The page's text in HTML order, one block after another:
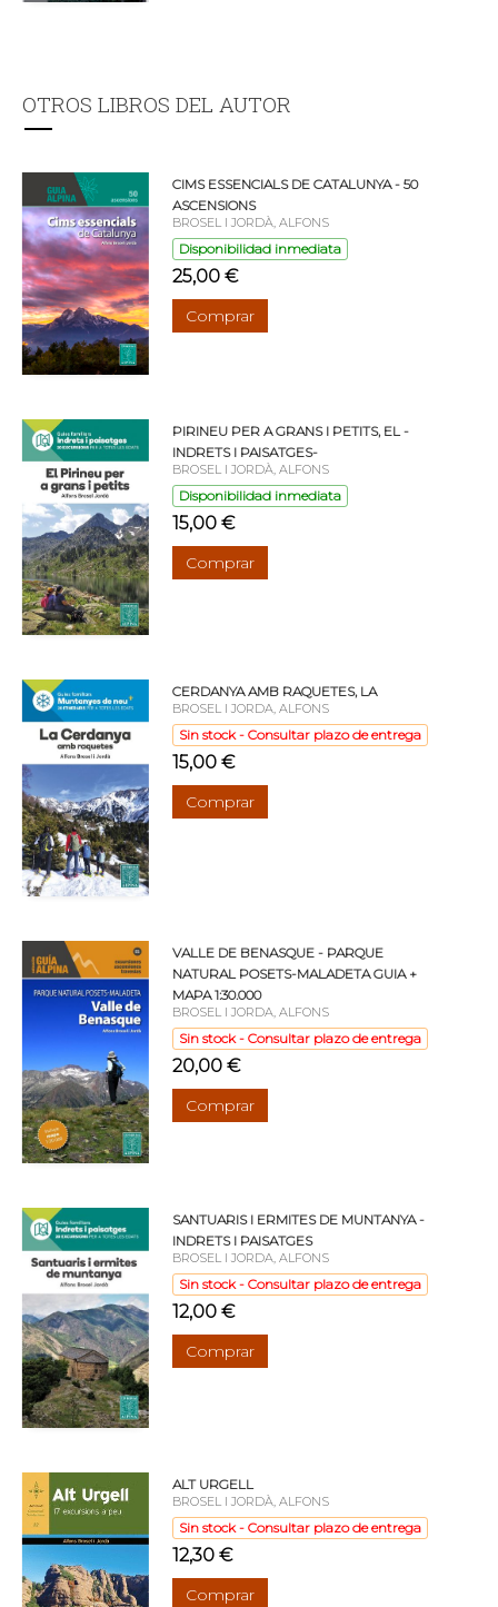
OTROS LIBROS DEL AUTOR
CIMS ESSENCIALS DE CATALUNYA - 50
ASCENSIONS
BROSEL I JORDÀ, ALFONS
Disponibilidad inmediata
25,00 €
Comprar
PIRINEU PER A GRANS I PETITS, EL -
INDRETS I PAISATGES-
BROSEL I JORDÀ, ALFONS
Disponibilidad inmediata
15,00 €
Comprar
CERDANYA AMB RAQUETES, LA
BROSEL I JORDA, ALFONS
Sin stock - Consultar plazo de entrega
15,00 €
Comprar
VALLE DE BENASQUE - PARQUE
NATURAL POSETS-MALADETA GUIA +
MAPA 1:30.000
BROSEL I JORDA, ALFONS
Sin stock - Consultar plazo de entrega
20,00 €
Comprar
SANTUARIS I ERMITES DE MUNTANYA -
INDRETS I PAISATGES
BROSEL I JORDA, ALFONS
Sin stock - Consultar plazo de entrega
12,00 €
Comprar
ALT URGELL
BROSEL I JORDÀ, ALFONS
Sin stock - Consultar plazo de entrega
12,30 €
Comprar